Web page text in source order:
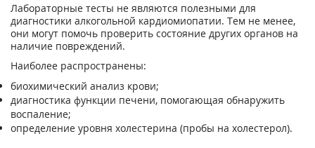
Лабораторные тесты не являются полезными для
диагностики алкогольной кардиомиопатии. Тем не менее,
они могут помочь проверить состояние других органов на
наличие повреждений.
Наиболее распространены:
биохимический анализ крови;
диагностика функции печени, помогающая обнаружить
воспаление;
определение уровня холестерина (пробы на холестерол).